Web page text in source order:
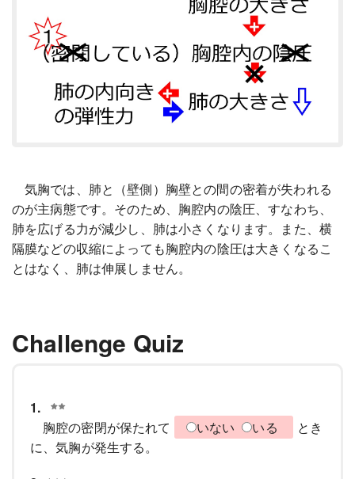
気胸では、肺と（壁側）胸壁との間の密着が失われる
のが主病態です。そのため、胸腔内の陰圧、すなわち、
肺を広げる力が減少し、肺は小さくなります。また、横
隔膜などの収縮によっても胸腔内の陰圧は大きくなるこ
とはなく、肺は伸展しません。
Challenge Quiz
1.
胸腔の密閉が保たれて
いない いる
とき
に、気胸が発生する。